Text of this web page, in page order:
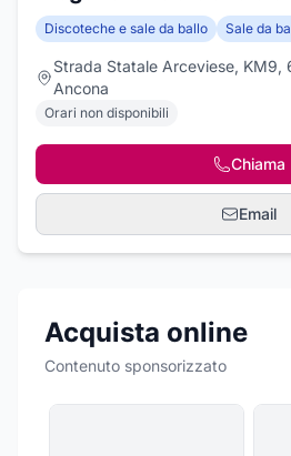
Discoteche e sale da ballo Sale da
Strada Statale Arceviese, KM9,
Ancona
Orari non disponibili
Chiama
Email
Acquista online
Contenuto sponsorizzato